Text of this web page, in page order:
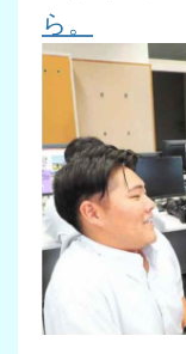
ら。